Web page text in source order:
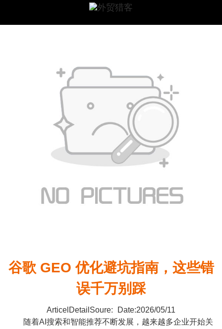
谷歌 GEO 优化避坑指南，这些错
误千万别踩
ArticelDetailSoure:
Date:2026/05/11
随着AI搜索和智能推荐不断发展，越来越多企业开始关